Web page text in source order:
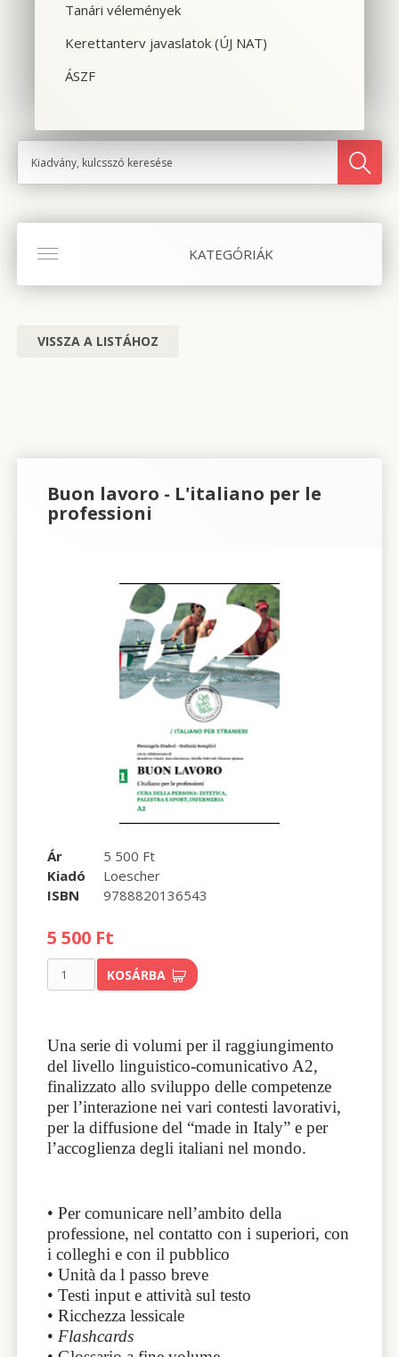
CILS NYELVVIZSGA
SZINTFELMÉRÉS
KATEGÓRIÁK
VISSZA A LISTÁHOZ
Buon lavoro - L'italiano per le
professioni
Ár
5 500 Ft
Kiadó
Loescher
ISBN
9788820136543
5 500 Ft
KOSÁRBA
Una serie di volumi per il raggiungimento
del livello linguistico-comunicativo A2,
finalizzato allo sviluppo delle competenze
per l’interazione nei vari contesti lavorativi,
per la diffusione del “made in Italy” e per
l’accoglienza degli italiani nel mondo.
• Per comunicare nell’ambito della
professione, nel contatto con i superiori, con
i colleghi e con il pubblico
• Unità da l passo breve
• Testi input e attività sul testo
• Ricchezza lessicale
• Flashcards
Tanári vélemények
Kerettanterv javaslatok (ÚJ NAT)
ÁSZF